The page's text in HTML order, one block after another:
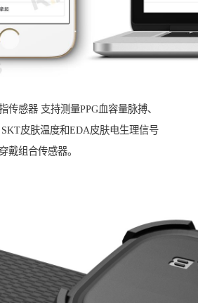
传感器 支持测量PPG血容量脉搏、
皮肤温度和EDA皮肤电生理信号
戴组合传感器。